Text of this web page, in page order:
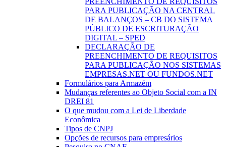
PARA PUBLICAÇÃO NA CENTRAL
DE BALANÇOS – CB DO SISTEMA
PÚBLICO DE ESCRITURAÇÃO
DIGITAL – SPED
DECLARAÇÃO DE
PREENCHIMENTO DE REQUISITOS
PARA PUBLICAÇÃO NOS SISTEMAS
EMPRESAS.NET OU FUNDOS.NET
Formulários para Armazém
Mudanças referentes ao Objeto Social com a IN
DREI 81
O que mudou com a Lei de Liberdade
Econômica
Tipos de CNPJ
Opções de recursos para empresários